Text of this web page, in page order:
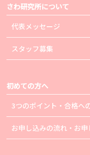
さわ研究所について
代表メッセージ
スタッフ募集
初めての方へ
3つのポイント・合格へ
お申し込みの流れ・お